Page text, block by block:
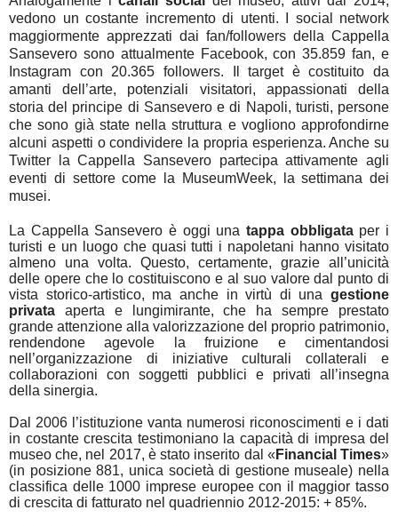
vedono un costante incremento di utenti. I social network
maggiormente apprezzati dai fan/followers della Cappella
Sansevero sono attualmente Facebook, con 35.859 fan, e
Instagram con 20.365 followers. Il target è costituito da
amanti dell’arte, potenziali visitatori, appassionati della
storia del principe di Sansevero e di Napoli, turisti, persone
che sono già state nella struttura e vogliono approfondirne
alcuni aspetti o condividere la propria esperienza. Anche su
Twitter la Cappella Sansevero partecipa attivamente agli
eventi di settore come la MuseumWeek, la settimana dei
musei.
La Cappella Sansevero è oggi una tappa obbligataper i
turisti e un luogo che quasi tutti i napoletani hanno visitato
almeno una volta. Questo, certamente, grazie all’unicità
delle opere che lo costituiscono e al suo valore dal punto di
vista storico-artistico, ma anche in virtù di una gestione
privata aperta e lungimirante, che ha sempre prestato
grande attenzione alla valorizzazione del proprio patrimonio,
rendendone agevole la fruizione e cimentandosi
nell’organizzazione di iniziative culturali collaterali e
collaborazioni con soggetti pubblici e privati all’insegna
della sinergia.
Dal 2006 l’istituzione vanta numerosi riconoscimenti e i dati
in costante crescita testimoniano la capacità di impresa del
museo che, nel 2017, è stato inserito dal « Financial Times»
(in posizione 881, unica società di gestione museale) nella
classifica delle 1000 imprese europee con il maggior tasso
di crescita di fatturato nel quadriennio 2012-2015: + 85%.